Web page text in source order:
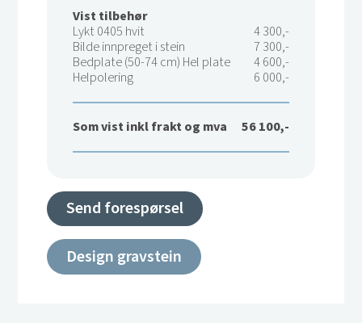
Vist tilbehør
Lykt 0405 hvit
4 300,-
Bilde innpreget i stein
7 300,-
Bedplate (50-74 cm) Hel plate
4 600,-
Helpolering
6 000,-
Som vist inkl frakt og mva 56 100,-
Send forespørsel
Design gravstein